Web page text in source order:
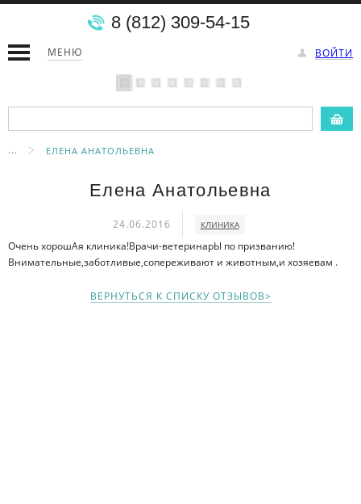
МЕНЮ ВОЙТИ
8 (812) 309-54-15
... ЕЛЕНА АНАТОЛЬЕВНА
Елена Анатольевна
24.06.2016 КЛИНИКА
Очень хорошАя клиника!Врачи-ветеринарЫ по призванию!
Внимательные,заботливые,сопереживают и животным,и хозяевам .
ВЕРНУТЬСЯ К СПИСКУ ОТЗЫВОВ